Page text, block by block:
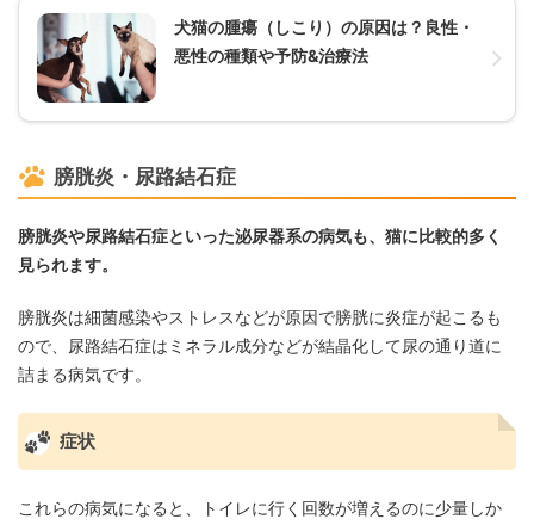
犬猫の腫瘍（しこり）の原因は？良性・
悪性の種類や予防&治療法
膀胱炎・尿路結石症
膀胱炎や尿路結石症といった泌尿器系の病気も、猫に比較的多く
見られます。
膀胱炎は細菌感染やストレスなどが原因で膀胱に炎症が起こるも
ので、尿路結石症はミネラル成分などが結晶化して尿の通り道に
詰まる病気です。
症状
これらの病気になると、トイレに行く回数が増えるのに少量しか